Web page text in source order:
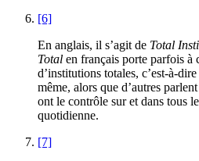
[6]
En anglais, il s’agit de Total
Total en français porte parfois à
d’institutions totales, c’est-à-
même, alors que d’autres
ont le contrôle sur et dans tous
quotidienne.
[7]